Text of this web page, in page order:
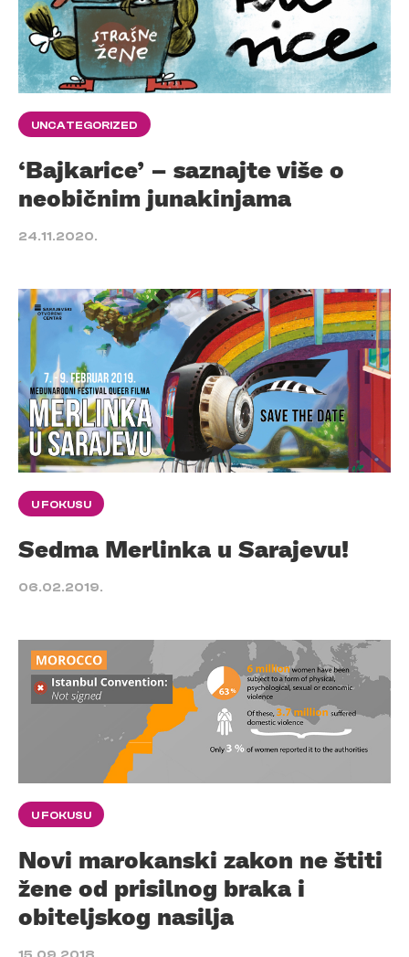
UNCATEGORIZED
‘Bajkarice’ – saznajte više o
neobičnim junakinjama
24.11.2020.
U FOKUSU
Sedma Merlinka u Sarajevu!
06.02.2019.
U FOKUSU
Novi marokanski zakon ne štiti
žene od prisilnog braka i
obiteljskog nasilja